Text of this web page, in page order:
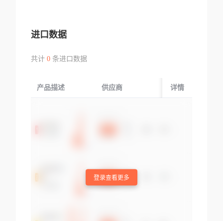
进口数据
共计 0条进口数据
产品描述 供应商 起运国/地区
详情
登录查看更多